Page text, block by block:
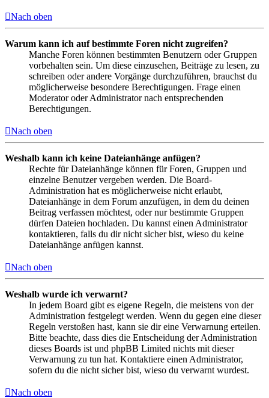
Nach oben
Warum kann ich auf bestimmte Foren nicht zugreifen?
Manche Foren können bestimmten Benutzern oder Gruppen
vorbehalten sein. Um diese einzusehen, Beiträge zu lesen, zu
schreiben oder andere Vorgänge durchzuführen, brauchst du
möglicherweise besondere Berechtigungen. Frage einen
Moderator oder Administrator nach entsprechenden
Berechtigungen.
Nach oben
Weshalb kann ich keine Dateianhänge anfügen?
Rechte für Dateianhänge können für Foren, Gruppen und
einzelne Benutzer vergeben werden. Die Board-
Administration hat es möglicherweise nicht erlaubt,
Dateianhänge in dem Forum anzufügen, in dem du deinen
Beitrag verfassen möchtest, oder nur bestimmte Gruppen
dürfen Dateien hochladen. Du kannst einen Administrator
kontaktieren, falls du dir nicht sicher bist, wieso du keine
Dateianhänge anfügen kannst.
Nach oben
Weshalb wurde ich verwarnt?
In jedem Board gibt es eigene Regeln, die meistens von der
Administration festgelegt werden. Wenn du gegen eine dieser
Regeln verstoßen hast, kann sie dir eine Verwarnung erteilen.
Bitte beachte, dass dies die Entscheidung der Administration
dieses Boards ist und phpBB Limited nichts mit dieser
Verwarnung zu tun hat. Kontaktiere einen Administrator,
sofern du die nicht sicher bist, wieso du verwarnt wurdest.
Nach oben